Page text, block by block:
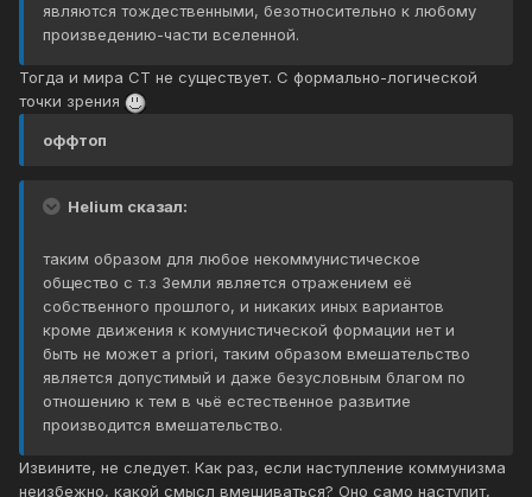
являются тождественными, безотносительно к любому
произведению-части вселенной.
Тогда и мира СТ не существует. С формально-логической
точки зрения
оффтоп
Helium сказал:
таким образом для любое некоммунистическое
общество с т.з Земли является отражением её
собственного прошлого, и никаких иных вариантов
кроме движения к комунистической формации нет и
быть не может a priori, таким образом вмешательство
является допустимый и даже безусловным благом по
отношению к тем в чьё естественное развитие
производится вмешательство.
Извините, не следует. Как раз, если наступление коммунизма
неизбежно, какой смысл вмешиваться? Оно само наступит,